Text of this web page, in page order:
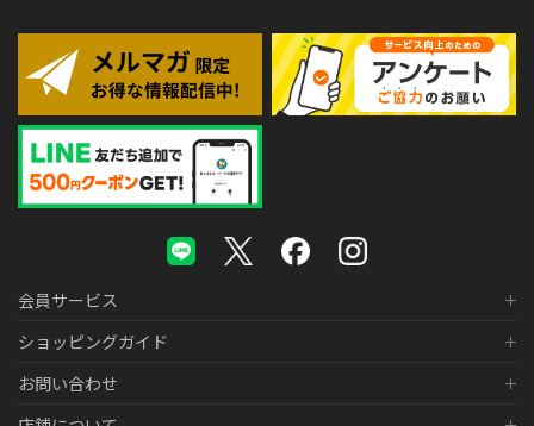
会員サービス
ショッピングガイド
お問い合わせ